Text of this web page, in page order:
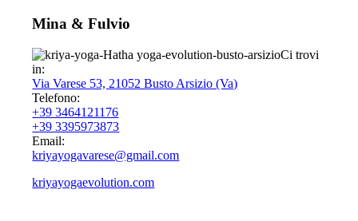
Mina & Fulvio
Ci trovi
in:
Via Varese 53, 21052 Busto Arsizio (Va)
Telefono:
+39 3464121176
+39 3395973873
Email:
kriyayogavarese@gmail.com
kriyayogaevolution.com